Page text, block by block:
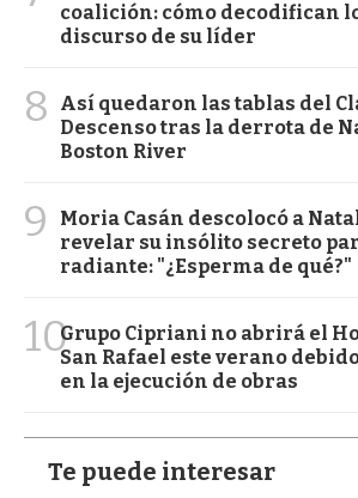
coalición: cómo decodifican
discurso de su líder
8
Así quedaron las tablas del
Descenso tras la derrota de
Boston River
9
Moria Casán descolocó a
revelar su insólito secreto
radiante: "¿Esperma de qué?"
10Grupo Cipriani no abrirá el
San Rafael este verano
en la ejecución de obras
Te puede interesar